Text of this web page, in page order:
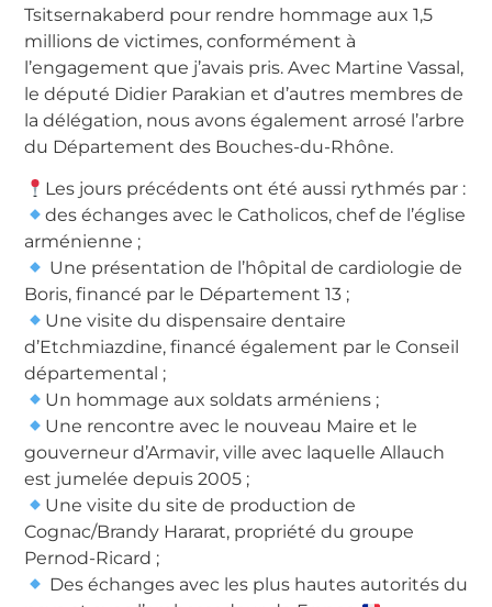
Tsitsernakaberd pour rendre hommage aux 1,5
millions de victimes, conformément à
l’engagement que j’avais pris. Avec Martine Vassal,
le député Didier Parakian et d’autres membres de
la délégation, nous avons également arrosé l’arbre
du Département des Bouches-du-Rhône.
Les jours précédents ont été aussi rythmés par :
des échanges avec le Catholicos, chef de l’église
arménienne ;
Une présentation de l’hôpital de cardiologie de
Boris, financé par le Département 13 ;
Une visite du dispensaire dentaire
d’Etchmiazdine, financé également par le Conseil
départemental ;
Un hommage aux soldats arméniens ;
Une rencontre avec le nouveau Maire et le
gouverneur d’Armavir, ville avec laquelle Allauch
est jumelée depuis 2005 ;
Une visite du site de production de
Cognac/Brandy Hararat, propriété du groupe
Pernod-Ricard ;
Des échanges avec les plus hautes autorités du